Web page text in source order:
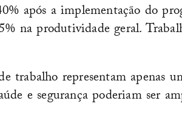
após a implementação do
na produtividade geral.
trabalho representam apenas
e segurança poderiam ser